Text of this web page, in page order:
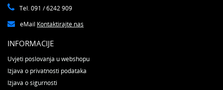
Tel. 091 / 6242 909
eMail Kontaktirajte nas
INFORMACIJE
Uvjeti poslovanja u webshopu
Izjava o privatnosti podataka
Izjava o sigurnosti